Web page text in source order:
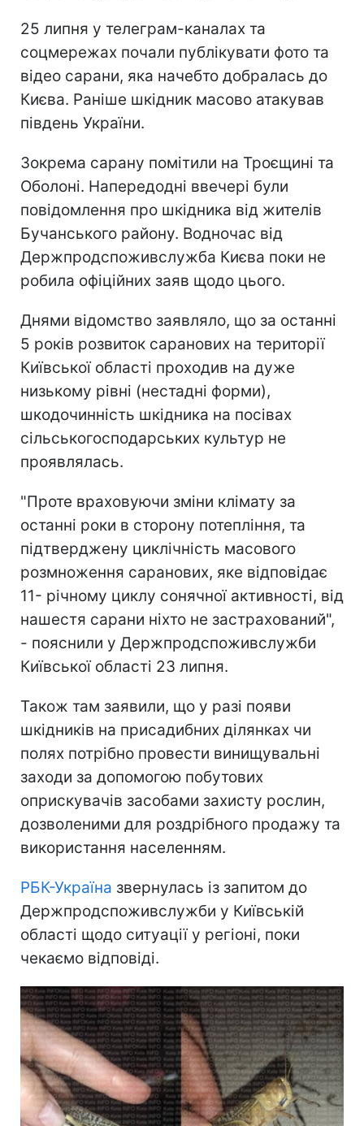
25 липня у телеграм-каналах та
соцмережах почали публікувати фото та
відео сарани, яка начебто добралась до
Києва. Раніше шкідник масово атакував
південь України.
Зокрема сарану помітили на Троєщині та
Оболоні. Напередодні ввечері були
повідомлення про шкідника від жителів
Бучанського району. Водночас від
Держпродспоживслужба Києва поки не
робила офіційних заяв щодо цього.
Днями відомство заявляло, що за останні
5 років розвиток саранових на території
Київської області проходив на дуже
низькому рівні (нестадні форми),
шкодочинність шкідника на посівах
сільськогосподарських культур не
проявлялась.
"Проте враховуючи зміни клімату за
останні роки в сторону потепління, та
підтверджену циклічність масового
розмноження саранових, яке відповідає
11- річному циклу сонячної активності, від
нашестя сарани ніхто не застрахований",
- пояснили у Держпродспоживслужби
Київської області 23 липня.
Також там заявили, що у разі появи
шкідників на присадибних ділянках чи
полях потрібно провести винищувальні
заходи за допомогою побутових
оприскувачів засобами захисту рослин,
дозволеними для роздрібного продажу та
використання населенням.
РБК-Україна звернулась із запитом до
Держпродспоживслужби у Київській
області щодо ситуації у регіоні, поки
чекаємо відповіді.